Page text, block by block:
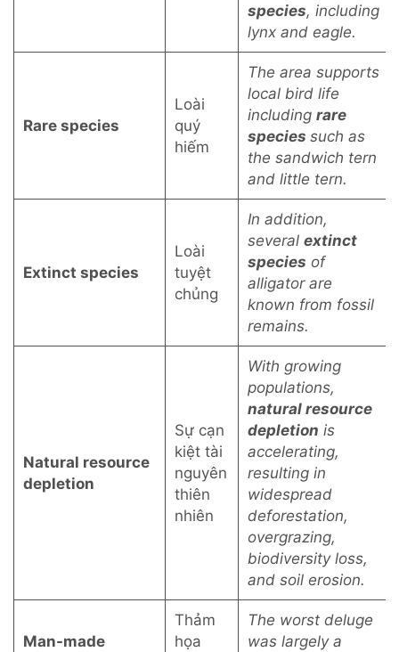
species, including
lynx and eagle.
Rare species
Loài
quý
hiếm
The area supports
local bird life
including rare
species such as
the sandwich tern
and little tern.
Extinct species
Loài
tuyệt
chủng
In addition,
several extinct
species of
alligator are
known from fossil
remains.
Natural resource
depletion
Sự cạn
kiệt tài
nguyên
thiên
nhiên
With growing
populations,
natural resource
depletion is
accelerating,
resulting in
widespread
deforestation,
overgrazing,
biodiversity loss,
and soil erosion.
Man-made
Thảm
họa
The worst deluge
was largely a